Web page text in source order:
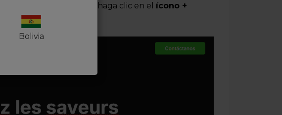
, en la barra lateral, haga clic en el ícono +
Bolivia